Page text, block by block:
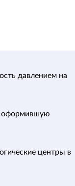
давлением на
оформившую
центры в